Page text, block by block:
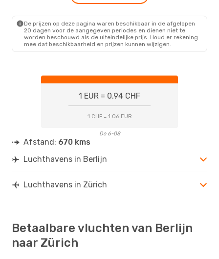
De prijzen op deze pagina waren beschikbaar in de afgelopen
20 dagen voor de aangegeven periodes en dienen niet te
worden beschouwd als de uiteindelijke prijs. Houd er rekening
mee dat beschikbaarheid en prijzen kunnen wijzigen.
1 EUR = 0.94 CHF
1 CHF = 1.06 EUR
Do 6-08
Afstand: 670 kms
Luchthavens in Berlijn
Luchthavens in Zürich
Betaalbare vluchten van Berlijn
naar Zürich